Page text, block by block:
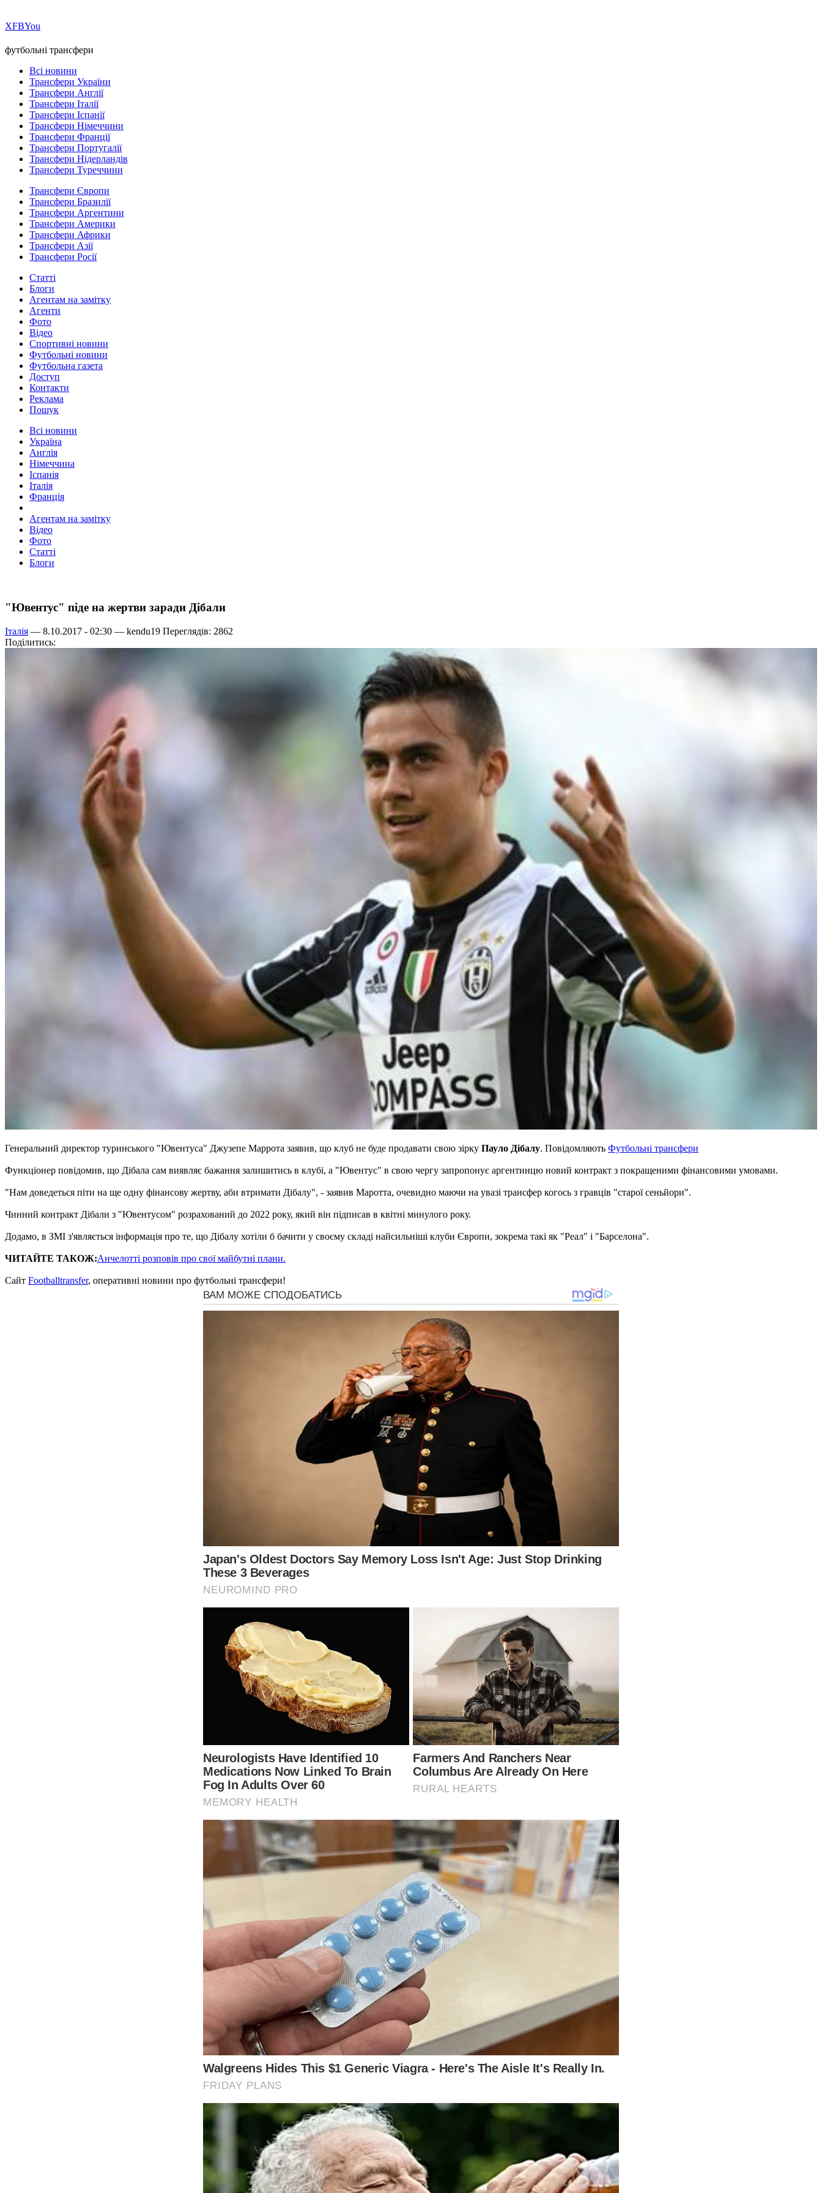
ХFBYou
футбольні трансфери
Всі новини
Трансфери України
Трансфери Англії
Трансфери Італії
Трансфери Іспанії
Трансфери Німеччини
Трансфери Франції
Трансфери Португалії
Трансфери Нідерландів
Трансфери Туреччини
Трансфери Європи
Трансфери Бразилії
Трансфери Аргентини
Трансфери Америки
Трансфери Африки
Трансфери Азії
Трансфери Росії
Статті
Блоги
Агентам на замітку
Агенти
Фото
Відео
Спортивні новини
Футбольні новини
Футбольна газета
Доступ
Контакти
Реклама
Пошук
Всі новини
Україна
Англія
Німеччина
Іспанія
Італія
Франція
Агентам на замітку
Відео
Фото
Статті
Блоги
"Ювентус" піде на жертви заради Дібали
Італія — 8.10.2017 - 02:30 — kendu19 Переглядів: 2862
Поділитись:
Генеральний директор туринського "Ювентуса" Джузепе Маррота заявив, що клуб не буде продавати свою зірку Пауло Дібалу. Повідомляють Футбольні трансфери
Функціонер повідомив, що Дібала сам виявляє бажання залишитись в клубі, а "Ювентус" в свою чергу запропонує аргентинцю новий контракт з покращеними фінансовими умовами.
"Нам доведеться піти на ще одну фінансову жертву, аби втримати Дібалу", - заявив Маротта, очевидно маючи на увазі трансфер когось з гравців "старої сеньйори".
Чинний контракт Дібали з "Ювентусом" розрахований до 2022 року, який він підписав в квітні минулого року.
Додамо, в ЗМІ з'являється інформація про те, що Дібалу хотіли б бачити у своєму складі найсильніші клуби Європи, зокрема такі як "Реал" і "Барселона".
ЧИТАЙТЕ ТАКОЖ:Анчелотті розповів про свої майбутні плани.
Сайт Footballtransfer, оперативні новини про футбольні трансфери!